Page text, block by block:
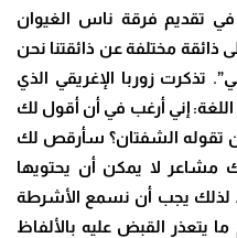
في تقديم فرقة ناس الغيوان
ذائقة مختلفة عن ذائقتنا نحن
تذكرت زوربا الإغريقي الذي
اللغة: إني أرغب في أن أقول لك
تقوله الشفتان؟ سأرقص لك
لا يمكن أن يحتويها
لذلك يجب أن نسمع الأشرطة
ما يتعذر القبض عليه بالألفاظ